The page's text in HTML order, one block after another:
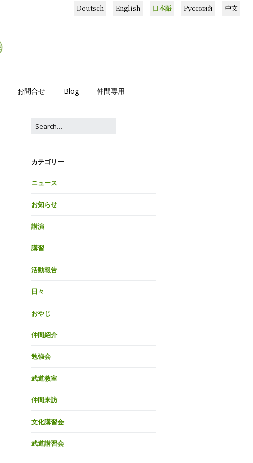
Deutsch English 日本語 Русский 中文
お問合せ Blog 仲間専用
カテゴリー
ニュース
お知らせ
講演
講習
活動報告
日々
おやじ
仲間紹介
勉強会
武道教室
仲間来訪
文化講習会
武道講習会